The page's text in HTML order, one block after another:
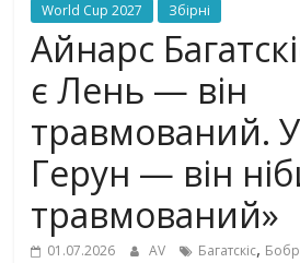
World Cup 2027 Збірні
Айнарс
є Лень — він
травмований.
Герун — він
травмований»
01.07.2026 AV Багатскіс,